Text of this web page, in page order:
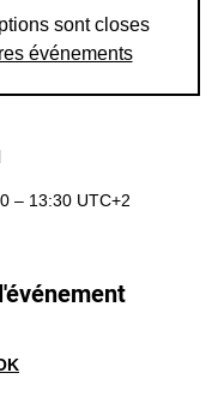
sont closes
événements
– 13:30 UTC+2